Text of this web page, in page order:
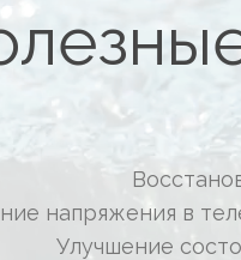
напряжения в
Улучшение